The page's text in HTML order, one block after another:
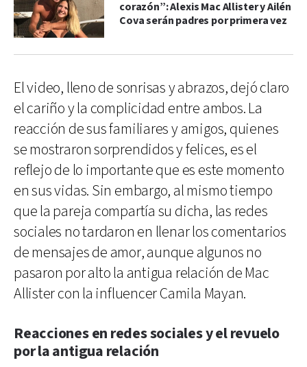
corazón”: Alexis Mac Allister y Ailén
Cova serán padres por primera vez
El video, lleno de sonrisas y abrazos, dejó claro
el cariño y la complicidad entre ambos. La
reacción de sus familiares y amigos, quienes
se mostraron sorprendidos y felices, es el
reflejo de lo importante que es este momento
en sus vidas. Sin embargo, al mismo tiempo
que la pareja compartía su dicha, las redes
sociales no tardaron en llenar los comentarios
de mensajes de amor, aunque algunos no
pasaron por alto la antigua relación de Mac
Allister con la influencer Camila Mayan.
Reacciones en redes sociales y el revuelo
por la antigua relación